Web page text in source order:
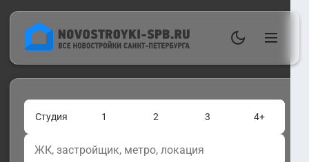
Студия 1 2 3 4+